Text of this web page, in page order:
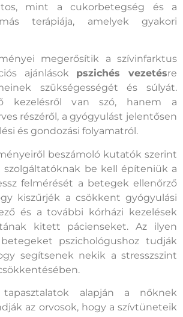
mint a cukorbetegség és a
terápiája, amelyek gyakori
megerősítik a szívinfarktus
ajánlások pszichés vezetésre
szükségességét és súlyát.
kezelésről van szó, hanem a
részéről, a gyógyulást jelentősen
és gondozási folyamatról.
beszámoló kutatók szerint
szolgáltatóknak be kell építeniük a
felmérését a betegek ellenőrző
kiszűrjék a csökkent gyógyulási
és a további kórházi kezelések
kitett pácienseket. Az ilyen
pszichológushoz tudják
segítsenek nekik a stresszszint
alapján a nőknek
az orvosok, hogy a szívtüneteik